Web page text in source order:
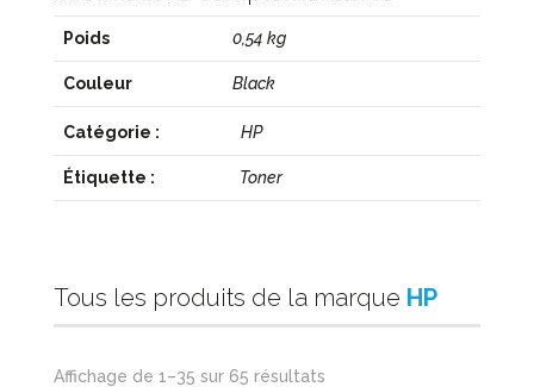
Poids 0,54 kg
Couleur Black
Catégorie : HP
Étiquette : Toner
Tous les produits de la marque HP
Affichage de 1–35 sur 65 résultats